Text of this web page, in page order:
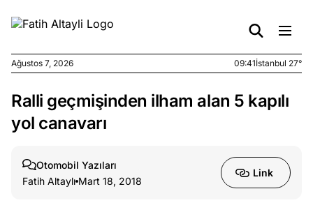
Ağustos
6, 2026
yasalar
Ağustos 7, 2026 09:41İstanbul 27°
Ralli geçmişinden ilham alan 5 kapılı
yol canavarı
Otomobil Yazıları
Fatih Altaylı Mart 18, 2018
Link